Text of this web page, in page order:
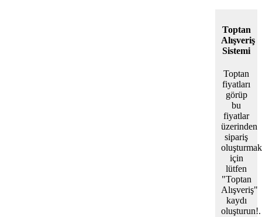
Toptan
Alışveriş
Sistemi
Toptan
fiyatları
görüp
bu
fiyatlar
üzerinden
sipariş
oluşturmak
için
lütfen
"Toptan
Alışveriş"
kaydı
oluşturun!.